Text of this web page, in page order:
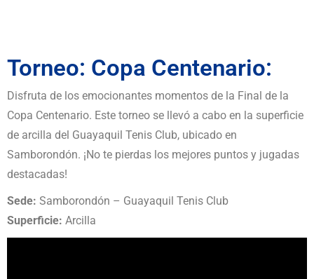
Torneo: Copa Centenario:
Disfruta de los emocionantes momentos de la Final de la
Copa Centenario. Este torneo se llevó a cabo en la superficie
de arcilla del Guayaquil Tenis Club, ubicado en
Samborondón. ¡No te pierdas los mejores puntos y jugadas
destacadas!
Sede: Samborondón – Guayaquil Tenis Club
Superficie: Arcilla